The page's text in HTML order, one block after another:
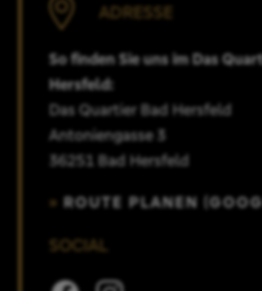
ADRESSE
So finden Sie uns im Das
Hersfeld:
Das Quartier Bad Hersfeld
Antoniengasse 3
36251 Bad Hersfeld
ROUTE PLANEN
SOCIAL